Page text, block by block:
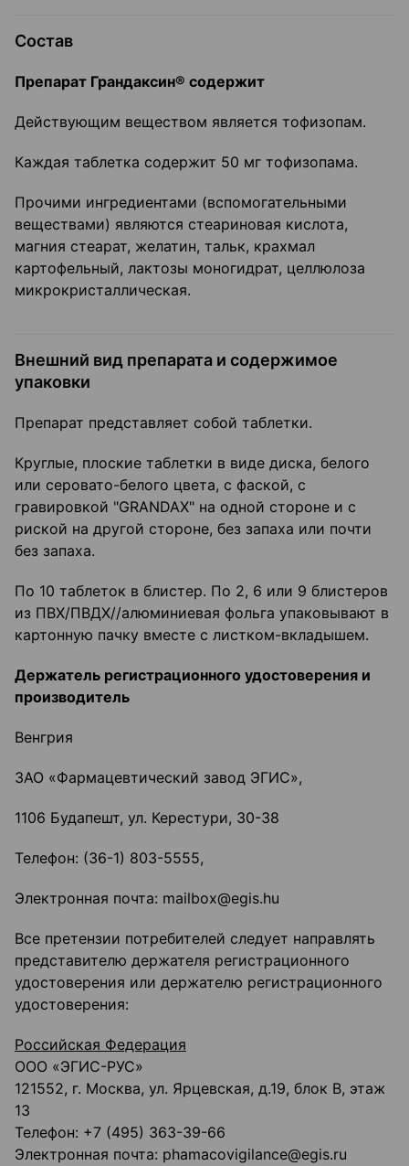
Состав
Препарат Грандаксин® содержит
Действующим веществом является тофизопам.
Каждая таблетка содержит 50 мг тофизопама.
Прочими ингредиентами (вспомогательными
веществами) являются стеариновая кислота,
магния стеарат, желатин, тальк, крахмал
картофельный, лактозы моногидрат, целлюлоза
микрокристаллическая.
Внешний вид препарата и содержимое
упаковки
Препарат представляет собой таблетки.
Круглые, плоские таблетки в виде диска, белого
или серовато-белого цвета, с фаской, с
гравировкой "GRANDAX" на одной стороне и с
риской на другой стороне, без запаха или почти
без запаха.
По 10 таблеток в блистер. По 2, 6 или 9 блистеров
из ПВХ/ПВДХ//алюминиевая фольга упаковывают в
картонную пачку вместе с листком-вкладышем.
Держатель регистрационного удостоверения и
производитель
Венгрия
ЗAO «Фармацевтический завод ЭГИС»,
1106 Будапешт, ул. Керестури, 30-38
Телефон: (36-1) 803-5555,
Электронная почта: mailbox@egis.hu
Все претензии потребителей следует направлять
представителю держателя регистрационного
удостоверения или держателю регистрационного
удостоверения:
Российская Федерация
ООО «ЭГИС-РУС»
121552, г. Москва, ул. Ярцевская, д.19, блок В, этаж
13
Телефон: +7 (495) 363-39-66
Электронная почта: phamacovigilance@egis.ru